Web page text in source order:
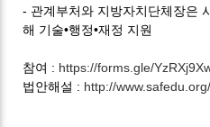
- 관계부처와 지방자치단체장은
해 기술•행정•재정 지원
참여 : https://forms.gle/
법안해설 : http://